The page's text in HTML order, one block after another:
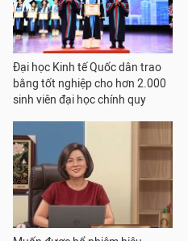
Đại học Kinh tế Quốc dân trao
bằng tốt nghiệp cho hơn 2.000
sinh viên đại học chính quy